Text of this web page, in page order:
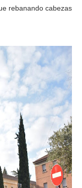
rebanando cabezas